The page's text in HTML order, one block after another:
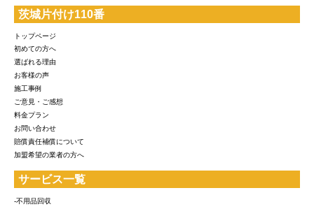
茨城片付け110番
トップページ
初めての方へ
選ばれる理由
お客様の声
施工事例
ご意見・ご感想
料金プラン
お問い合わせ
賠償責任補償について
加盟希望の業者の方へ
サービス一覧
-不用品回収